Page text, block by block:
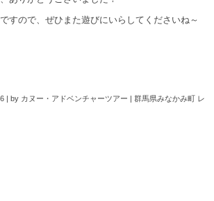
すので、ぜひまた遊びにいらしてくださいね～
| by カヌー・アドベンチャーツアー | 群馬県みなかみ町 レ